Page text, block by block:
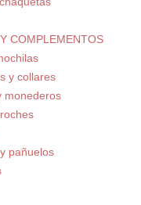
COMPLEMENTOS
y collares
monederos
pañuelos